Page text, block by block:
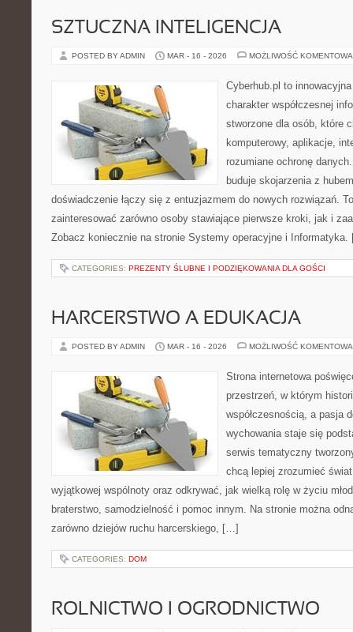
SZTUCZNA INTELIGENCJA
POSTED BY ADMIN MAR - 16 - 2026 MOŻLIWOŚĆ
Cyberhub.pl to
charakter współczesnej
stworzone dla osób, które
komputerowy, aplikacje,
rozumiane ochronę
buduje skojarzenia z
doświadczenie łączy się z entuzjazmem do nowych rozwiązań.
zainteresować zarówno osoby stawiające pierwsze kroki, jak i
Zobacz koniecznie na stronie Systemy operacyjne i
CATEGORIES: PREZENTY ŚLUBNE I PODZIĘKOWANIA DLA GOŚCI
HARCERSTWO A EDUKACJA
POSTED BY ADMIN MAR - 16 - 2026 MOŻLIWOŚĆ
Strona internetowa
przestrzeń, w którym
współczesnością, a pasja
wychowania staje się
serwis tematyczny
chcą lepiej zrozumieć
wyjątkowej wspólnoty oraz odkrywać, jak wielką rolę w życiu
braterstwo, samodzielność i pomoc innym. Na stronie można
zarówno dziejów ruchu harcerskiego, […]
CATEGORIES: DOM
ROLNICTWO I OGRODNICTWO